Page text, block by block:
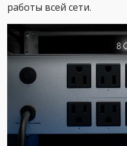
работы всей сети.